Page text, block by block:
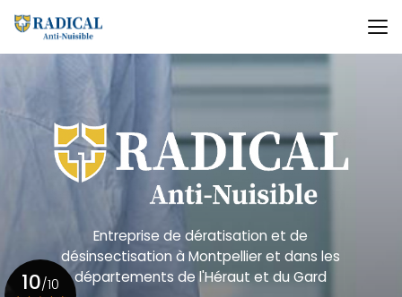
au
contenu
principal
Entreprise de dératisation et de
désinsectisationà Montpellier et dans les
départements de l'Héraut et du Gard
10/10